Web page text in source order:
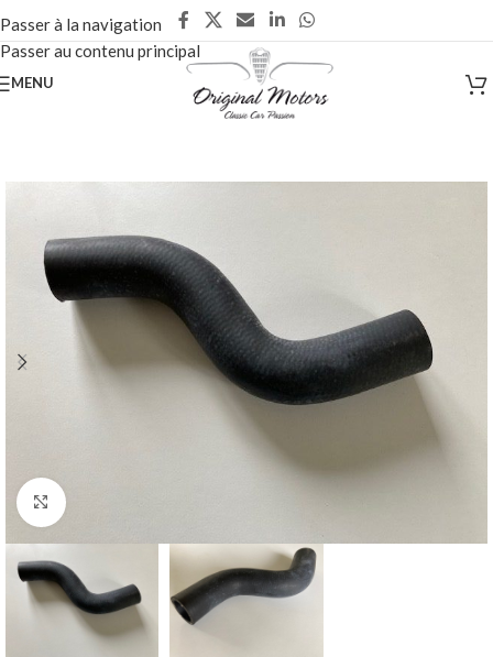
Passer à la navigation
Passer au contenu principal
MENU
Cliquez pour agrandir